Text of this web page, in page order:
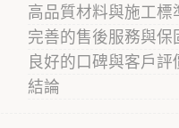
高品質材料與施工標
完善的售後服務與保
良好的口碑與客戶評
結論